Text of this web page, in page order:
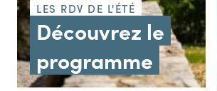
LES RDV DE L'ÉTÉ
Découvrez le
programme